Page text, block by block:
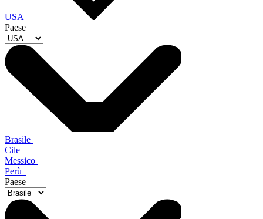
USA
Paese
Brasile
Cile
Messico
Perù
Paese